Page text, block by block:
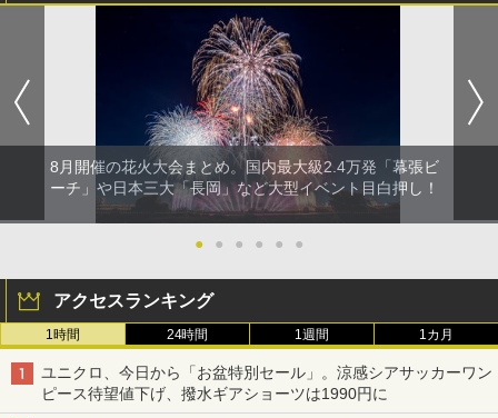
8月開催の花火大会まとめ。国内最大級2.4万発「幕張ビ
ーチ」や日本三大「長岡」など大型イベント目白押し！
● ● ● ● ● ●
アクセスランキング
1時間 24時間 1週間 1カ月
ユニクロ、今日から「お盆特別セール」。涼感シアサッカーワン
ピース待望値下げ、撥水ギアショーツは1990円に